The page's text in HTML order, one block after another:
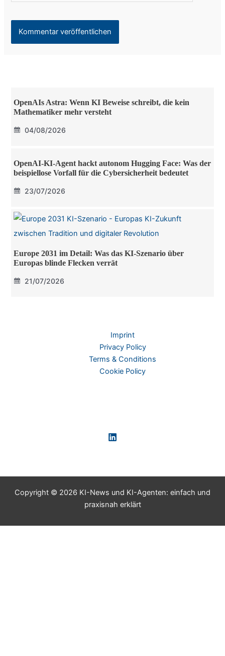
OpenAIs Astra: Wenn KI Beweise schreibt, die kein
Mathematiker mehr versteht
04/08/2026
OpenAI-KI-Agent hackt autonom Hugging Face: Was der
beispiellose Vorfall für die Cybersicherheit bedeutet
23/07/2026
Europe 2031 im Detail: Was das KI-Szenario über
Europas blinde Flecken verrät
21/07/2026
Imprint
Privacy Policy
Terms & Conditions
Cookie Policy
Copyright © 2026 KI-News und KI-Agenten: einfach und
praxisnah erklärt